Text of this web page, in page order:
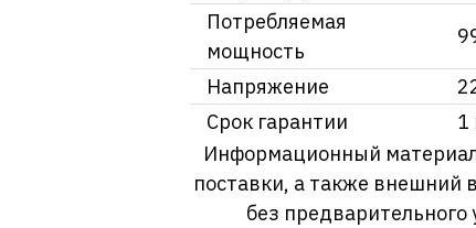
Потребляемая
мощность
Напряжение
Срок гарантии
1
Информационный материал
поставки, а также внешний
без